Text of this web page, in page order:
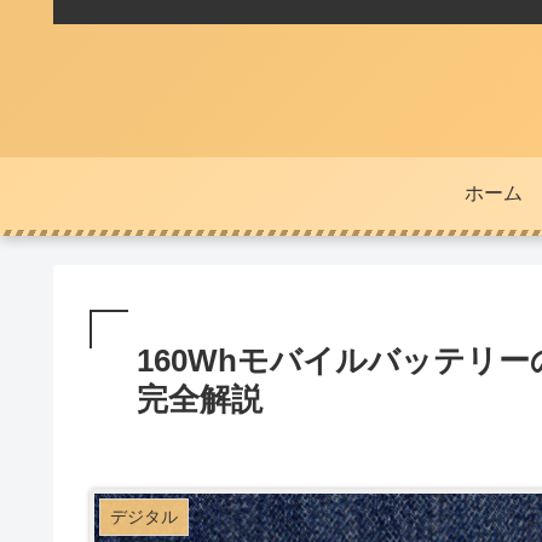
ホーム
160Whモバイルバッテリ
完全解説
デジタル